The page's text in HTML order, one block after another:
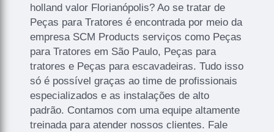
holland valor Florianópolis? Ao se tratar de
Peças para Tratores é encontrada por meio da
empresa SCM Products serviços como Peças
para Tratores em São Paulo, Peças para
tratores e Peças para escavadeiras. Tudo isso
só é possível graças ao time de profissionais
especializados e as instalações de alto
padrão. Contamos com uma equipe altamente
treinada para atender nossos clientes. Fale